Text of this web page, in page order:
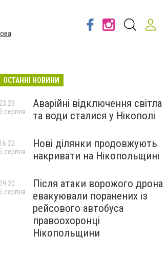
ОСТАННІ НОВИНИ
Аварійні відключення світла
та води сталися у Нікополі
23:23
5 серпня
Нові ділянки продовжують
накривати на Нікопольщині
16:22
5 серпня
Після атаки ворожого дрона
евакуювали поранених із
рейсового автобуса
правоохоронці
Нікопольщини
09:20
5 серпня